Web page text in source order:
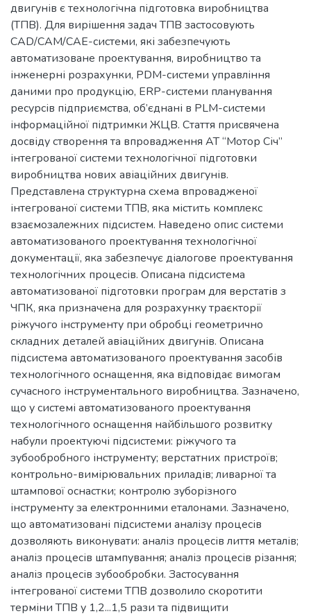
двигунів є технологічна підготовка виробництва
(ТПВ). Для вирішення задач ТПВ застосовують
CAD/CAM/СAЕ-системи, які забезпечують
автоматизоване проектування, виробництво та
інженерні розрахунки, РDМ-системи управління
даними про продукцію, ЕRР-системи планування
ресурсів підприємства, об’єднані в PLM-системи
інформаційної підтримки ЖЦВ. Стаття присвячена
досвіду створення та впровадження АТ “Мотор Січ”
інтегрованої системи технологічної підготовки
виробництва нових авіаційних двигунів.
Представлена структурна схема впровадженої
інтегрованої системи ТПВ, яка містить комплекс
взаємозалежних підсистем. Наведено опис системи
автоматизованого проектування технологічної
документації, яка забезпечує діалогове проектування
технологічних процесів. Описана підсистема
автоматизованої підготовки програм для верстатів з
ЧПК, яка призначена для розрахунку траєкторії
ріжучого інструменту при обробці геометрично
складних деталей авіаційних двигунів. Описана
підсистема автоматизованого проектування засобів
технологічного оснащення, яка відповідає вимогам
сучасного інструментального виробництва. Зазначено,
що у системі автоматизованого проектування
технологічного оснащення найбільшого розвитку
набули проектуючі підсистеми: ріжучого та
зубообробного інструменту; верстатних пристроїв;
контрольно-вимірювальних приладів; ливарної та
штампової оснастки; контролю зуборізного
інструменту за електронними еталонами. Зазначено,
що автоматизовані підсистеми аналізу процесів
дозволяють виконувати: аналіз процесів лиття металів;
аналіз процесів штампування; аналіз процесів різання;
аналіз процесів зубообробки. Застосування
інтегрованої системи ТПВ дозволило скоротити
терміни ТПВ у 1,2...1,5 рази та підвищити